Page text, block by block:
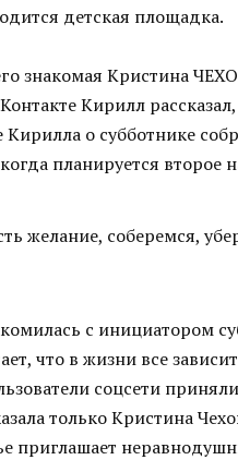
детская площадка.
знакомая Кристина
Кирилл
о субботнике
планируется второе
желание, соберемся,
с инициатором
что в жизни все
соцсети
только Кристина
приглашает